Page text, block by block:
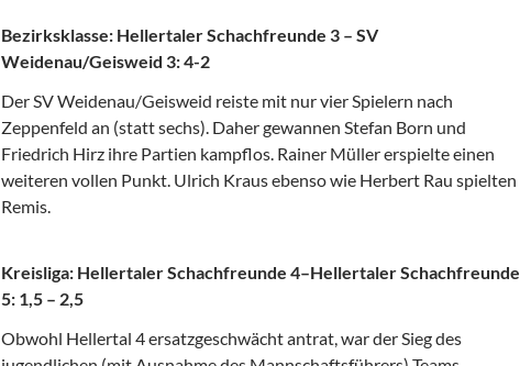
Bezirksklasse: Hellertaler Schachfreunde 3 – SV
Weidenau/Geisweid 3: 4-2
Der SV Weidenau/Geisweid reiste mit nur vier Spielern nach
Zeppenfeld an (statt sechs). Daher gewannen Stefan Born und
Friedrich Hirz ihre Partien kampflos. Rainer Müller erspielte einen
weiteren vollen Punkt. Ulrich Kraus ebenso wie Herbert Rau spielten
Remis.
Kreisliga: Hellertaler Schachfreunde 4–Hellertaler Schachfreunde
5: 1,5 – 2,5
Obwohl Hellertal 4 ersatzgeschwächt antrat, war der Sieg des